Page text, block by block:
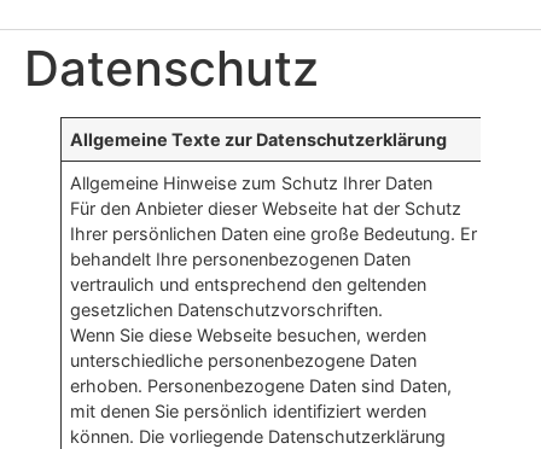
Datenschutz
Allgemeine Texte zur Datenschutzerklärung
Allgemeine Hinweise zum Schutz Ihrer Daten
Für den Anbieter dieser Webseite hat der Schutz
Ihrer persönlichen Daten eine große Bedeutung. Er
behandelt Ihre personenbezogenen Daten
vertraulich und entsprechend den geltenden
gesetzlichen Datenschutzvorschriften.
Wenn Sie diese Webseite besuchen, werden
unterschiedliche personenbezogene Daten
erhoben. Personenbezogene Daten sind Daten,
mit denen Sie persönlich identifiziert werden
können. Die vorliegende Datenschutzerklärung